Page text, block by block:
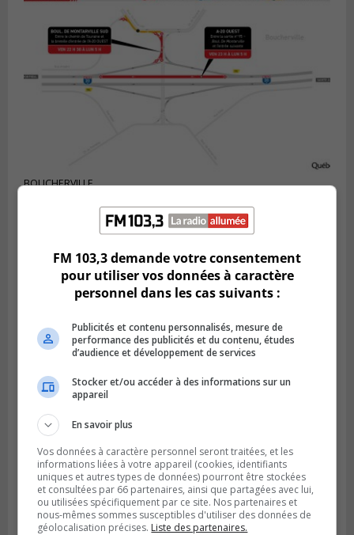
BOUCHERVILLE
Le MTMD annonce des fermetures sur
l’autoroute 20 à Boucherville
VIEUX-LONGUEUIL
Publié le 31 juillet 2026 à 14h20
Le RTL dévoile sa nouvelle flotte de
transport adapté
FM 103,3 demande votre consentement
pour utiliser vos données à caractère
personnel dans les cas suivants :
Publicités et contenu personnalisés, mesure de
performance des publicités et du contenu, études
d’audience et développement de services
Stocker et/ou accéder à des informations sur un
appareil
En savoir plus
Vos données à caractère personnel seront traitées, et les
informations liées à votre appareil (cookies, identifiants
uniques et autres types de données) pourront être stockées
et consultées par 66 partenaires, ainsi que partagées avec lui,
ou utilisées spécifiquement par ce site. Nos partenaires et
nous-mêmes sommes susceptibles d'utiliser des données de
géolocalisation précises. Liste des partenaires.